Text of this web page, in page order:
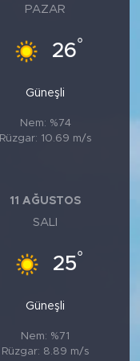
PAZAR
26°
Güneşli
Nem: %74
Rüzgar: 10.69 m/s
11 AĞUSTOS
SALI
25°
Güneşli
Nem: %71
Rüzgar: 8.89 m/s